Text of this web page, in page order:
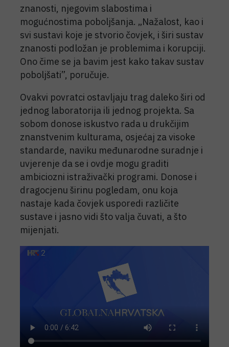
znanosti, njegovim slabostima i
mogućnostima poboljšanja. „Nažalost, kao i
svi sustavi koje je stvorio čovjek, i širi sustav
znanosti podložan je problemima i korupciji.
Ono čime se ja bavim jest kako takav sustav
poboljšati”, poručuje.
Ovakvi povratci ostavljaju trag daleko širi od
jednog laboratorija ili jednog projekta. Sa
sobom donose iskustvo rada u drukčijim
znanstvenim kulturama, osjećaj za visoke
standarde, naviku međunarodne suradnje i
uvjerenje da se i ovdje mogu graditi
ambiciozni istraživački programi. Donose i
dragocjenu širinu pogledam, onu koja
nastaje kada čovjek usporedi različite
sustave i jasno vidi što valja čuvati, a što
mijenjati.